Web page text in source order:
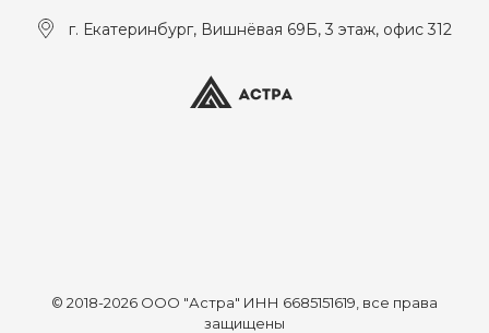
г. Екатеринбург, Вишнёвая 69Б, 3 этаж, офис 312
© 2018-2026 ООО "Астра" ИНН 6685151619, все права
защищены